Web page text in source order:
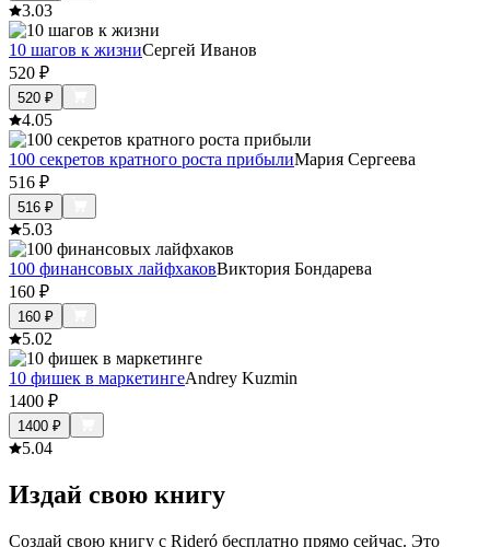
3.03
10 шагов к жизниСергей Иванов
520 ₽
520 ₽
4.05
100 секретов кратного роста прибылиМария Сергеева
516 ₽
516 ₽
5.03
100 финансовых лайфхаковВиктория Бондарева
160 ₽
160 ₽
5.02
10 фишек в маркетингеAndrey Kuzmin
1400 ₽
1400 ₽
5.04
Издай свою книгу
Создай свою книгу с Rideró бесплатно прямо сейчас. Это